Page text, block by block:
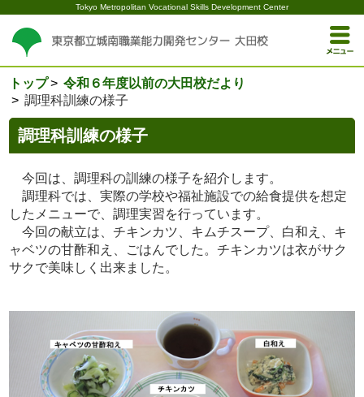
Tokyo Metropolitan Vocational Skills Development Center
トップ
令和６年度以前の大田校だより
調理科訓練の様子
調理科訓練の様子
今回は、調理科の訓練の様子を紹介します。
調理科では、実際の学校や福祉施設での給食提供を想定
したメニューで、調理実習を行っています。
今回の献立は、チキンカツ、キムチスープ、白和え、キ
ャベツの甘酢和え、ごはんでした。チキンカツは衣がサク
サクで美味しく出来ました。